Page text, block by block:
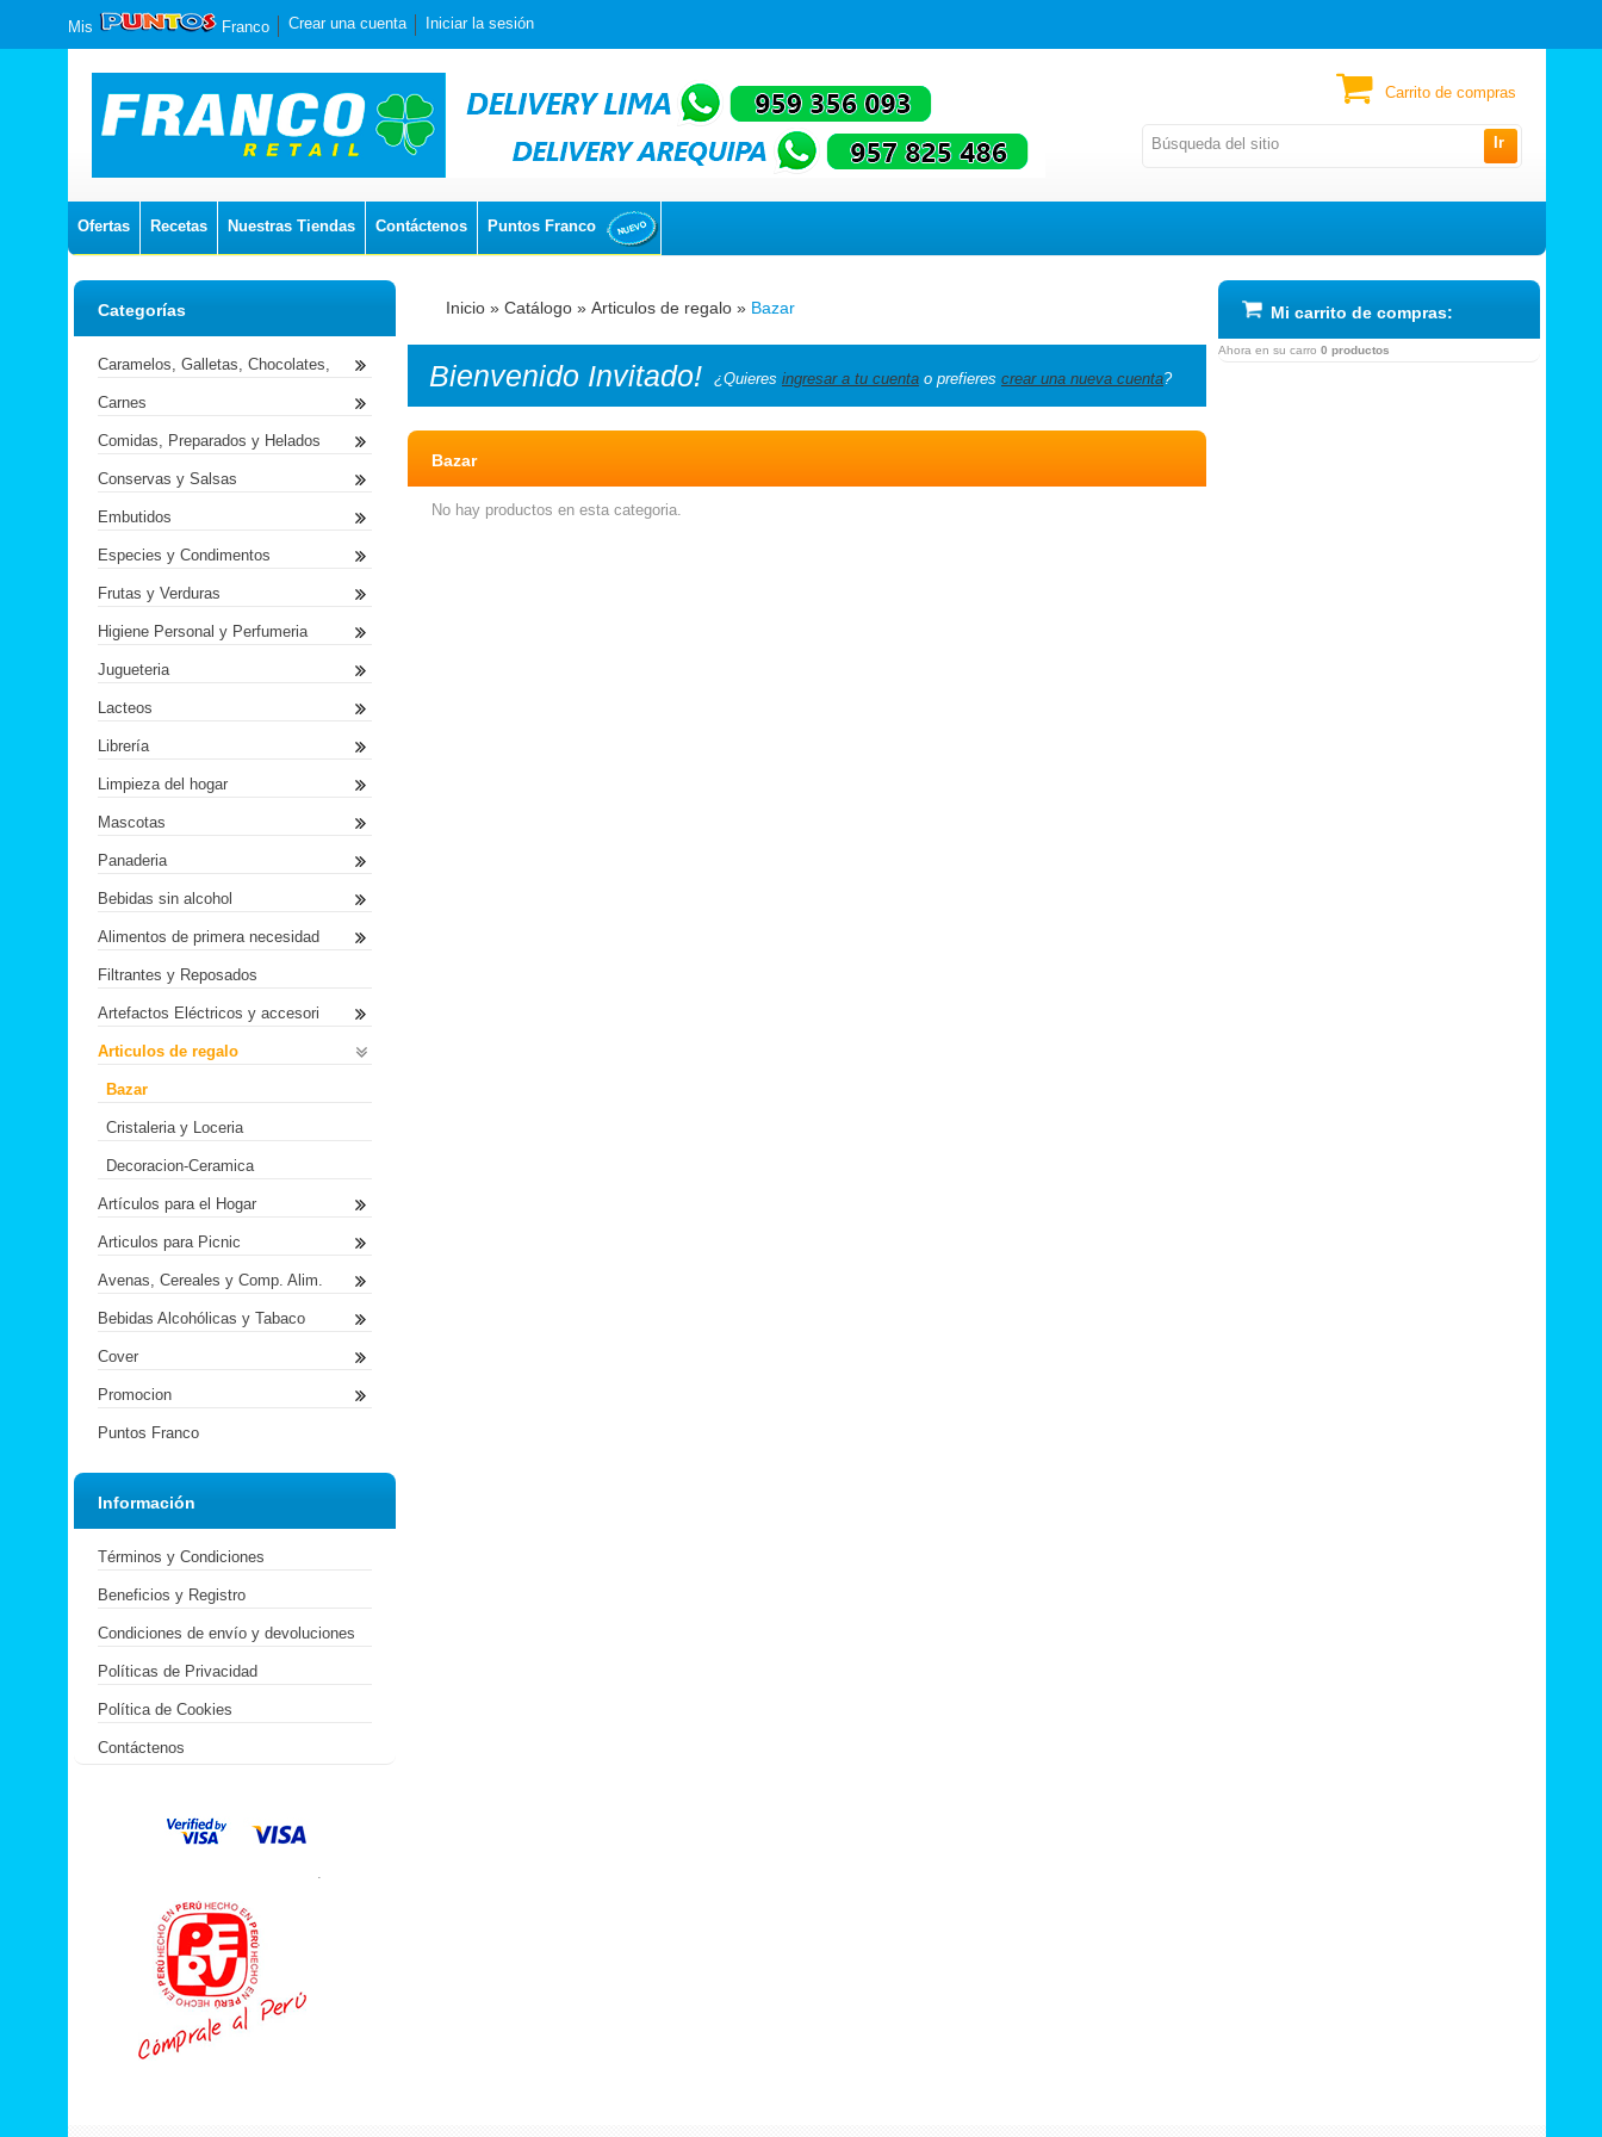
Ir
Mis Franco Crear una cuenta Iniciar la sesión
Ofertas Recetas Nuestras Tiendas Contáctenos Puntos Franco
Carrito de compras
Inicio » Catálogo » Articulos de regalo » Bazar
Bienvenido Invitado! ¿Quieres ingresar a tu cuenta o prefieres crear una nueva cuenta?
Bazar
No hay productos en esta categoria.
Categorías
Caramelos, Galletas, Chocolates,
Carnes
Comidas, Preparados y Helados
Conservas y Salsas
Embutidos
Especies y Condimentos
Frutas y Verduras
Higiene Personal y Perfumeria
Jugueteria
Lacteos
Librería
Limpieza del hogar
Mascotas
Panaderia
Bebidas sin alcohol
Alimentos de primera necesidad
Filtrantes y Reposados
Artefactos Eléctricos y accesori
Articulos de regalo
Bazar
Cristaleria y Loceria
Decoracion-Ceramica
Artículos para el Hogar
Articulos para Picnic
Avenas, Cereales y Comp. Alim.
Bebidas Alcohólicas y Tabaco
Cover
Promocion
Puntos Franco
Información
Términos y Condiciones
Beneficios y Registro
Condiciones de envío y devoluciones
Políticas de Privacidad
Política de Cookies
Contáctenos
.
Mi carrito de compras:
Ahora en su carro 0 productos